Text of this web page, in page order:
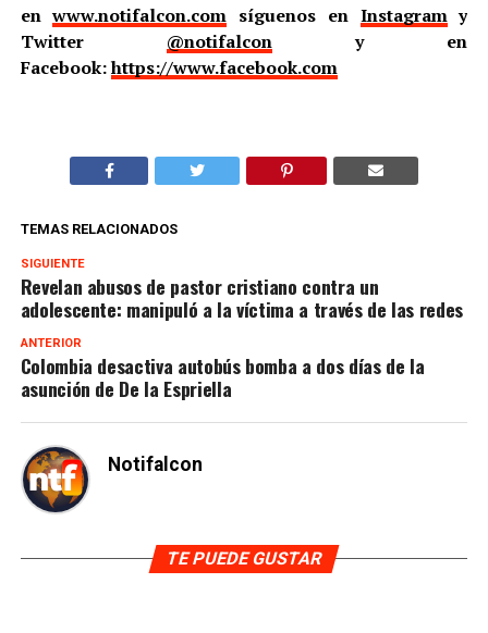
enwww.notifalcon.com síguenos en Instagramy
Twitter @notifalcony en
Facebook:https://www.facebook.com
TEMAS RELACIONADOS
SIGUIENTE
Revelan abusos de pastor cristiano contra un
adolescente: manipuló a la víctima a través de las redes
ANTERIOR
Colombia desactiva autobús bomba a dos días de la
asunción de De la Espriella
Notifalcon
TE PUEDE GUSTAR